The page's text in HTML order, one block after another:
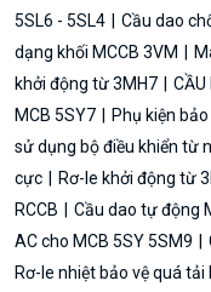
5SL6 - 5SL4
Cầu dao
dạng khối MCCB 3VM
khởi động từ 3MH7
CẦU
MCB 5SY7
Phụ kiện
sử dụng bộ điều khiển từ
cực
Rơ-le khởi động từ
RCCB
Cầu dao tự động
AC cho MCB 5SY 5SM9
Rơ-le nhiệt bảo vệ quá tải